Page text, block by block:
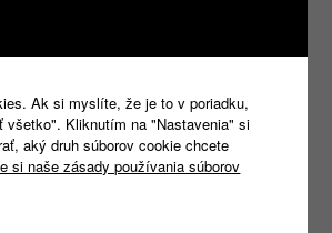
Ak si myslíte, že je to v poriadku,
všetko". Kliknutím na "Nastavenia" si
aký druh súborov cookie chcete
si naše zásady používania súborov